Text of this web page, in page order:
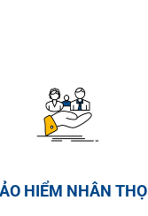
HIỂM NHÂN THỌ